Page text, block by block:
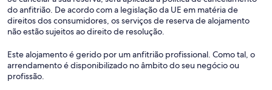
do anfitrião. De acordo com a legislação da UE em matéria de
direitos dos consumidores, os serviços de reserva de alojamento
não estão sujeitos ao direito de resolução.
Este alojamento é gerido por um anfitrião profissional. Como tal, o
arrendamento é disponibilizado no âmbito do seu negócio ou
profissão.